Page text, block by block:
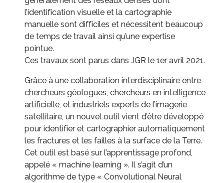
l’identification visuelle et la cartographie
manuelle sont difficiles et nécessitent beaucoup
de temps de travail ainsi qu’une expertise
pointue.
Ces travaux sont parus dans JGR le 1er avril 2021.
Grâce à une collaboration interdisciplinaire entre
chercheurs géologues, chercheurs en intelligence
artificielle, et industriels experts de l’imagerie
satellitaire, un nouvel outil vient d’être développé
pour identifier et cartographier automatiquement
les fractures et les failles à la surface de la Terre.
Cet outil est basé sur l’apprentissage profond,
appelé « machine learning ». Il s’agit d’un
algorithme de type « Convolutional Neural